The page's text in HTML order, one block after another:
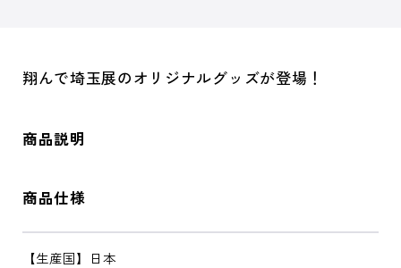
翔んで埼玉展のオリジナルグッズが登場！
商品説明
商品仕様
【生産国】日本